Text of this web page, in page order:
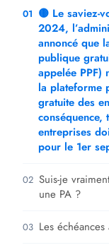
01 🟡 Le saviez-
2024,
annoncé que
publique
appelée PPF)
la plateforme
gratuite des
conséquence,
entreprises
pour le 1er
02 Suis-je
une PA ?
03 Les